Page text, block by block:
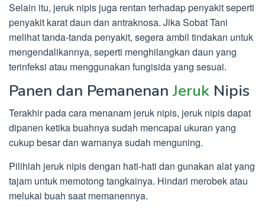
Selain itu, jeruk nipis juga rentan terhadap penyakit seperti
penyakit karat daun dan antraknosa. Jika Sobat Tani
melihat tanda-tanda penyakit, segera ambil tindakan untuk
mengendalikannya, seperti menghilangkan daun yang
terinfeksi atau menggunakan fungisida yang sesuai.
Panen dan PemanenanJeruk Nipis
Terakhir pada cara menanam jeruk nipis, jeruk nipis dapat
dipanen ketika buahnya sudah mencapai ukuran yang
cukup besar dan warnanya sudah menguning.
Pilihlah jeruk nipis dengan hati-hati dan gunakan alat yang
tajam untuk memotong tangkainya. Hindari merobek atau
melukai buah saat memanennya.